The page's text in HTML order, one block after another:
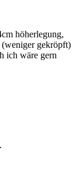
höherlegung,
gekröpft)
ich wäre gern